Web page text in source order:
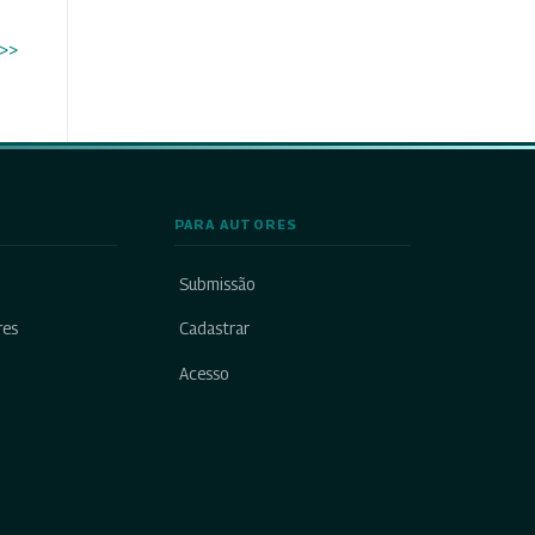
>>
PARA AUTORES
Submissão
Cadastrar
Acesso